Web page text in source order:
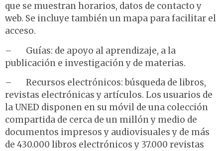
que se muestran horarios, datos de contacto y
web. Se incluye también un mapa para facilitar el
acceso.
– Guías: de apoyo al aprendizaje, a la
publicación e investigación y de materias.
– Recursos electrónicos: búsqueda de libros,
revistas electrónicas y artículos. Los usuarios de
la UNED disponen en su móvil de una colección
compartida de cerca de un millón y medio de
documentos impresos y audiovisuales y de más
de 430.000 libros electrónicos y 37.000 revistas